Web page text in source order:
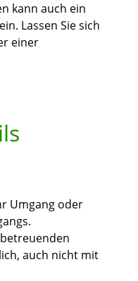
kann auch ein
Lassen Sie sich
einer
Umgang oder
auch nicht mit